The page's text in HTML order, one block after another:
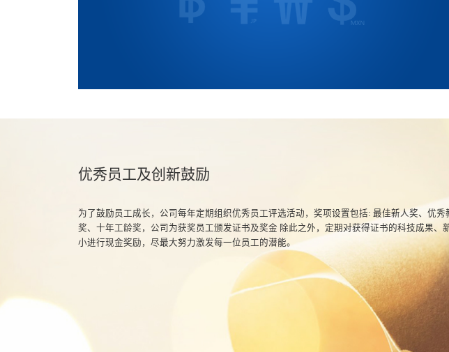
优秀员工及创新鼓励
为了鼓励员工成长，公司每年定期组织优秀员工评选活动，奖项设置包括: 最佳新人奖、优
奖、十年工龄奖，公司为获奖员工颁发证书及奖金 除此之外，定期对获得证书的科技成果
小进行现金奖励，尽最大努力激发每一位员工的潜能。